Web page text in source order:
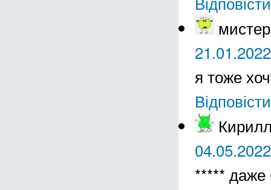
я тоже
Відповісти
***** даже